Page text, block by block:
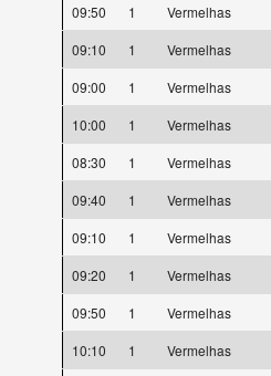
09:50
1 Vermelhas
09:10
1 Vermelhas
09:00
1 Vermelhas
10:00
1 Vermelhas
08:30
1 Vermelhas
09:40
1 Vermelhas
09:10
1 Vermelhas
09:20
1 Vermelhas
09:50
1 Vermelhas
10:10
1 Vermelhas